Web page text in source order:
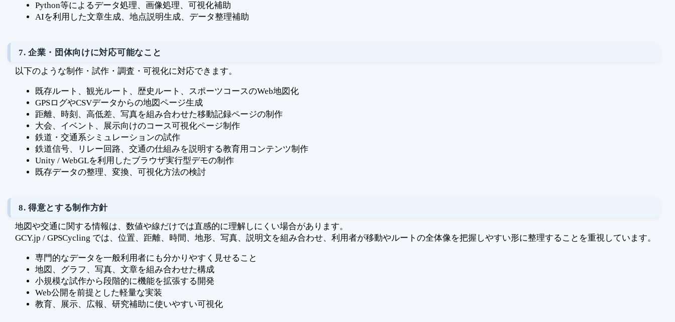
Python等によるデータ処理、画像処理、可視化補助
AIを利用した文章生成、地点説明生成、データ整理補助
7. 企業・団体向けに対応可能なこと
以下のような制作・試作・調査・可視化に対応できます。
既存ルート、観光ルート、歴史ルート、スポーツコースのWeb地図化
GPSログやCSVデータからの地図ページ生成
距離、時刻、高低差、写真を組み合わせた移動記録ページの制作
大会、イベント、展示向けのコース可視化ページ制作
鉄道・交通系シミュレーションの試作
鉄道信号、リレー回路、交通の仕組みを説明する教育用コンテンツ制作
Unity / WebGLを利用したブラウザ実行型デモの制作
既存データの整理、変換、可視化方法の検討
8. 得意とする制作方針
地図や交通に関する情報は、数値や線だけでは直感的に理解しにくい場合があります。
GCY.jp / GPSCycling では、位置、距離、時間、地形、写真、説明文を組み合わせ、利用者が移動やルートの全体像を把握しやすい形に整理することを重視しています。
専門的なデータを一般利用者にも分かりやすく見せること
地図、グラフ、写真、文章を組み合わせた構成
小規模な試作から段階的に機能を拡張する開発
Web公開を前提とした軽量な実装
教育、展示、広報、研究補助に使いやすい可視化